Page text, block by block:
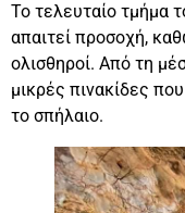
Το τελευταίο τμήμα
απαιτεί προσοχή,
ολισθηροί. Από τη
μικρές πινακίδες
το σπήλαιο.